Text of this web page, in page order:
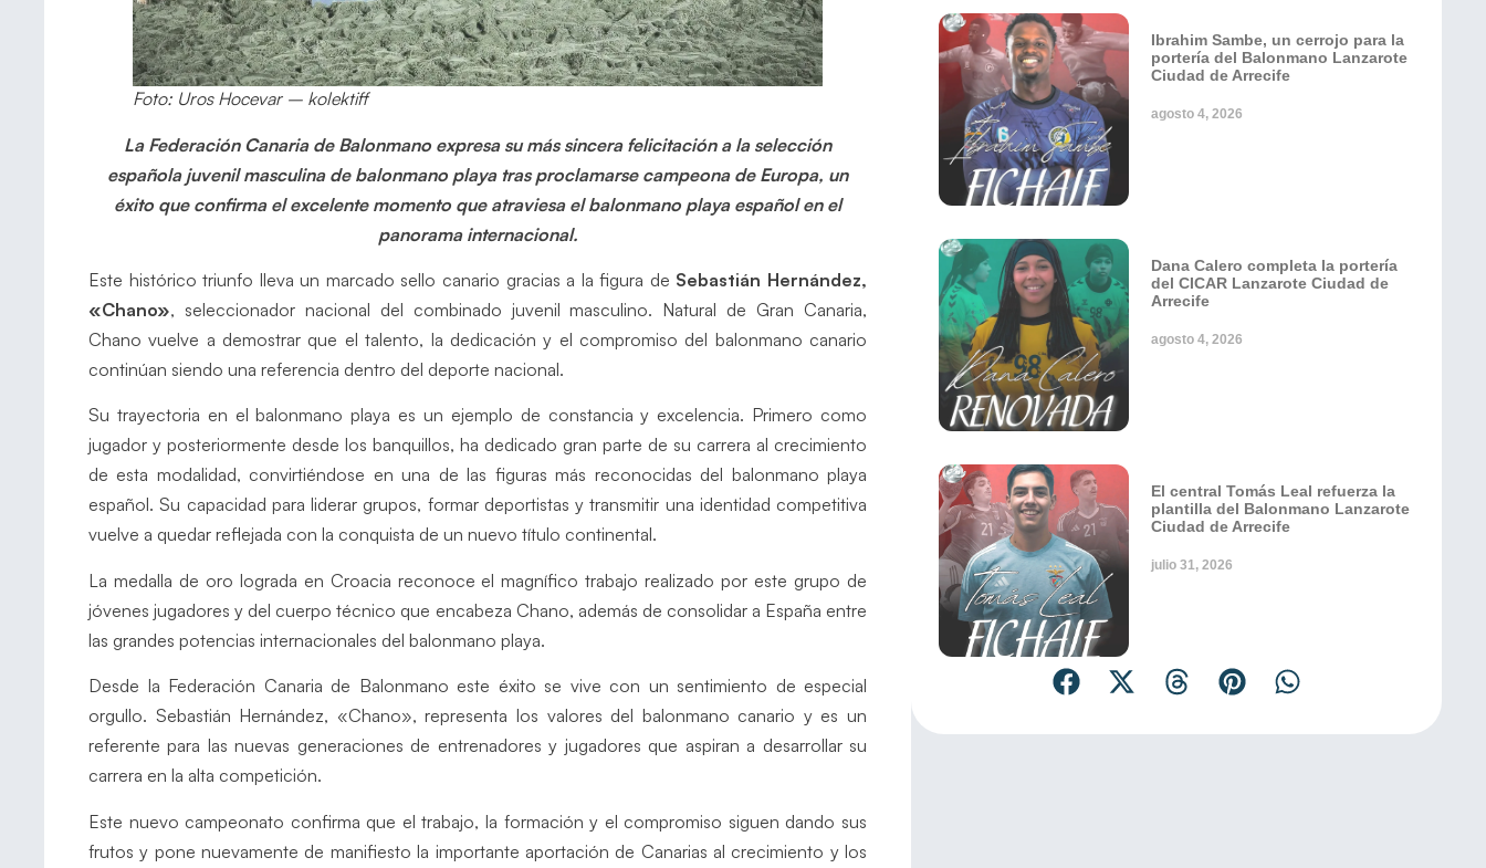
Foto: Uros Hocevar – kolektiff
La Federación Canaria de Balonmano expresa su más sincera felicitación a la selección
española juvenil masculina de balonmano playa tras proclamarse campeona de Europa, un
éxito que confirma el excelente momento que atraviesa el balonmano playa español en el
panorama internacional.
Este histórico triunfo lleva un marcado sello canario gracias a la figura de Sebastián Hernández,
«Chano», seleccionador nacional del combinado juvenil masculino. Natural de Gran Canaria,
Chano vuelve a demostrar que el talento, la dedicación y el compromiso del balonmano canario
continúan siendo una referencia dentro del deporte nacional.
Su trayectoria en el balonmano playa es un ejemplo de constancia y excelencia. Primero como
jugador y posteriormente desde los banquillos, ha dedicado gran parte de su carrera al crecimiento
de esta modalidad, convirtiéndose en una de las figuras más reconocidas del balonmano playa
español. Su capacidad para liderar grupos, formar deportistas y transmitir una identidad competitiva
vuelve a quedar reflejada con la conquista de un nuevo título continental.
La medalla de oro lograda en Croacia reconoce el magnífico trabajo realizado por este grupo de
jóvenes jugadores y del cuerpo técnico que encabeza Chano, además de consolidar a España entre
las grandes potencias internacionales del balonmano playa.
Desde la Federación Canaria de Balonmano este éxito se vive con un sentimiento de especial
orgullo. Sebastián Hernández, «Chano», representa los valores del balonmano canario y es un
referente para las nuevas generaciones de entrenadores y jugadores que aspiran a desarrollar su
carrera en la alta competición.
Este nuevo campeonato confirma que el trabajo, la formación y el compromiso siguen dando sus
frutos y pone nuevamente de manifiesto la importante aportación de Canarias al crecimiento y los
Ibrahim Sambe, un cerrojo para la
portería del Balonmano Lanzarote
Ciudad de Arrecife
agosto 4, 2026
Dana Calero completa la portería
del CICAR Lanzarote Ciudad de
Arrecife
agosto 4, 2026
El central Tomás Leal refuerza la
plantilla del Balonmano Lanzarote
Ciudad de Arrecife
julio 31, 2026